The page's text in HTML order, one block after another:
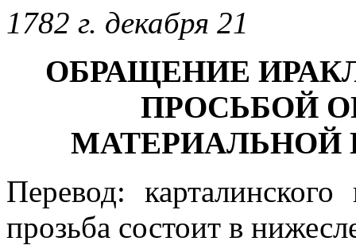
1782 г. декабря 21
ОБРАЩЕНИЕ
ПРОСЬБОЙ
Перевод:
прозьба состоит в